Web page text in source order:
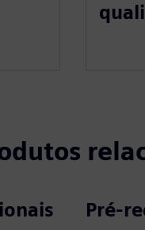
Pré-